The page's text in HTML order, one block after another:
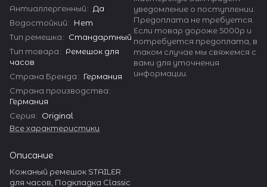
Антиаллергенный: Да
Водостойкий: Нет
Тип ремешка: Стандартный
Тип товара: Ремешок для
часов
Страна Бренда: Германия
Страна производства:
Германия
Серия: Original
Все характеристики
Описание
Кожаный ремешок STAILER
для часов, Подкладка Classic
уведомление о поступлении.
Предоплата не требуется.
Если товар дороже 5000р и
потребуется предоплата, в
таком случае мы свяжемся с
вами для уточнения
информации.